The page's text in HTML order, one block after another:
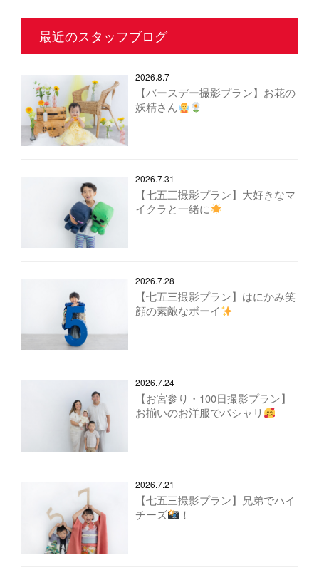
最近のスタッフブログ
2026.8.7
【バースデー撮影プラン】お花の
妖精さん
2026.7.31
【七五三撮影プラン】大好きなマ
イクラと一緒に
2026.7.28
【七五三撮影プラン】はにかみ笑
顔の素敵なボーイ
2026.7.24
【お宮参り・100日撮影プラン】
お揃いのお洋服でパシャリ
2026.7.21
【七五三撮影プラン】兄弟でハイ
チーズ
！